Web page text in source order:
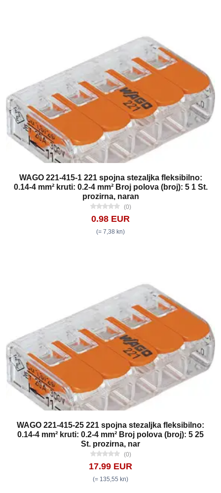
WAGO 221-415-1 221 spojna stezaljka fleksibilno:
0.14-4 mm² kruti: 0.2-4 mm² Broj polova (broj): 5 1 St.
prozirna, naran
(0)
0.98 EUR
(= 7,38 kn)
WAGO 221-415-25 221 spojna stezaljka fleksibilno:
0.14-4 mm² kruti: 0.2-4 mm² Broj polova (broj): 5 25
St. prozirna, nar
(0)
17.99 EUR
(= 135,55 kn)